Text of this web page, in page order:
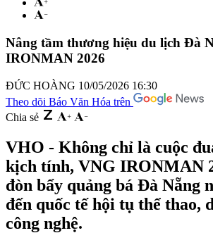
Nâng tầm thương hiệu du lịch Đà
IRONMAN 2026
ĐỨC HOÀNG 10/05/2026 16:30
Theo dõi Báo Văn Hóa trên
Chia sẻ
VHO - Không chỉ là cuộc
kịch tính, VNG IRONMAN
đòn bẩy quảng bá Đà Nẵng
đến quốc tế hội tụ thể thao,
công nghệ.